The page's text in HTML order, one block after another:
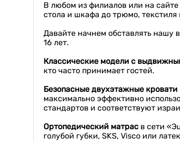
В любом из филиалов или на
стола и шкафа до трюмо, текстиля
Давайте начнем обставлять нашу
16 лет.
Классические модели с
кто часто принимает гостей.
Безопасные двухэтажные кровати
максимально эффективно
стандартов и соответствуют
Ортопедический матрас в сети
голубой губки, SKS, Visco или